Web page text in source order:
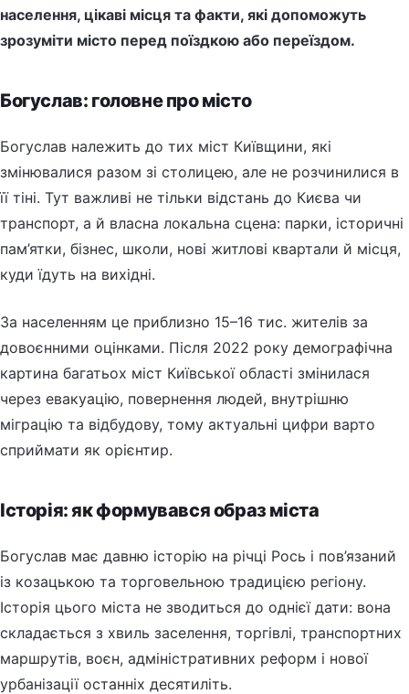
населення, цікаві місця та факти, які допоможуть
зрозуміти місто перед поїздкою або переїздом.
Богуслав: головне про місто
Богуслав належить до тих міст Київщини, які
змінювалися разом зі столицею, але не розчинилися в
її тіні. Тут важливі не тільки відстань до Києва чи
транспорт, а й власна локальна сцена: парки, історичні
пам’ятки, бізнес, школи, нові житлові квартали й місця,
куди їдуть на вихідні.
За населенням це приблизно 15–16 тис. жителів за
довоєнними оцінками. Після 2022 року демографічна
картина багатьох міст Київської області змінилася
через евакуацію, повернення людей, внутрішню
міграцію та відбудову, тому актуальні цифри варто
сприймати як орієнтир.
Історія: як формувався образ міста
Богуслав має давню історію на річці Рось і пов’язаний
із козацькою та торговельною традицією регіону.
Історія цього міста не зводиться до однієї дати: вона
складається з хвиль заселення, торгівлі, транспортних
маршрутів, воєн, адміністративних реформ і нової
урбанізації останніх десятиліть.